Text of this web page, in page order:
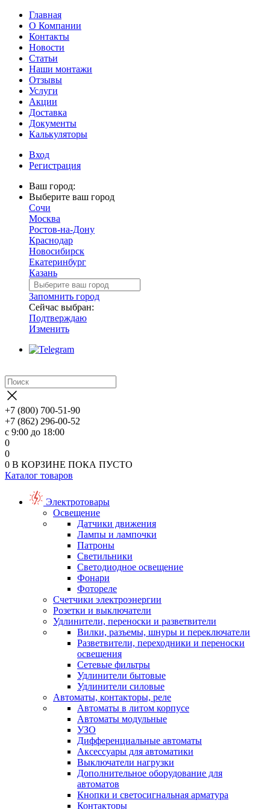
Главная
О Компании
Контакты
Новости
Статьи
Наши монтажи
Отзывы
Услуги
Акции
Доставка
Документы
Калькуляторы
Вход
Регистрация
Ваш город:
Выберите ваш город
Сочи
Москва
Ростов-на-Дону
Краснодар
Новосибирск
Екатеринбург
Казань
Запомнить город
Сейчас выбран:
Подтверждаю
Изменить
+7 (800) 700-51-90
+7 (862) 296-00-52
с 9:00 до 18:00
0
0
0 В КОРЗИНЕ ПОКА ПУСТО
Каталог товаров
Электротовары
Освещение
Датчики движения
Лампы и лампочки
Патроны
Светильники
Светодиодное освещение
Фонари
Фотореле
Счетчики электроэнергии
Розетки и выключатели
Удлинители, переноски и разветвители
Вилки, разъемы, шнуры и переключатели
Разветвители, переходники и переноски
освещения
Сетевые фильтры
Удлинители бытовые
Удлинители силовые
Автоматы, контакторы, реле
Автоматы в литом корпусе
Автоматы модульные
УЗО
Дифференциальные автоматы
Аксессуары для автоматики
Выключатели нагрузки
Дополнительное оборудование для
автоматов
Кнопки и светосигнальная арматура
Контакторы